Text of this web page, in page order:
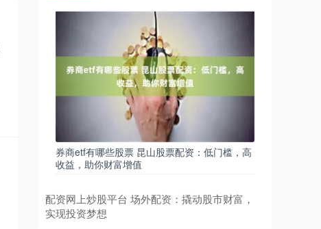
券商etf有哪些股票 昆山股票配资：低门槛，高
收益，助你财富增值
配资网上炒股平台 场外配资：撬动股市财富，
实现投资梦想